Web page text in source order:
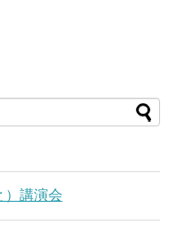
講演会